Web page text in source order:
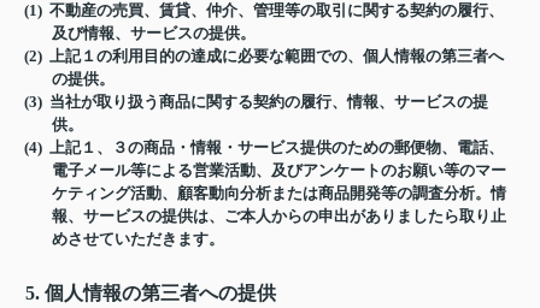
(1) 不動産の売買、賃貸、仲介、管理等の取引に関する契約の履行、
及び情報、サービスの提供。
(2) 上記１の利用目的の達成に必要な範囲での、個人情報の第三者へ
の提供。
(3) 当社が取り扱う商品に関する契約の履行、情報、サービスの提
供。
(4) 上記１、３の商品・情報・サービス提供のための郵便物、電話、
電子メール等による営業活動、及びアンケートのお願い等のマー
ケティング活動、顧客動向分析または商品開発等の調査分析。情
報、サービスの提供は、ご本人からの申出がありましたら取り止
めさせていただきます。
5. 個人情報の第三者への提供